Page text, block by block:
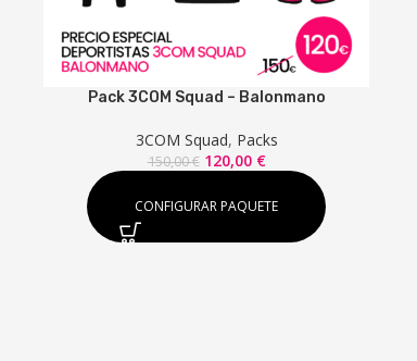
Pack 3COM Squad – Balonmano
3COM Squad, Packs
150,00€ El
original
150,00 €.
120,00 €El
precio
actual
120,00 €.
CONFIGURAR PAQUETE